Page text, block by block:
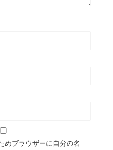
めブラウザーに自分の名